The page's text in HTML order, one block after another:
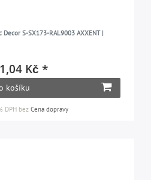
Decor S-SX173-RAL9003 AXXENT |
Kč *
košíku
DPHbez Cena dopravy